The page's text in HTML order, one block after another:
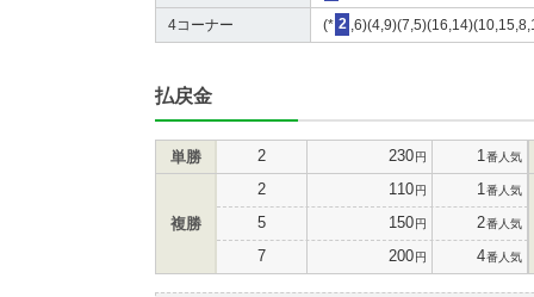
4コーナー (* 2
払戻金
単勝 2 230円 1 番人気
複勝
2 110円 1 番人気
5 150円 2番人気
7 200円 4番人気